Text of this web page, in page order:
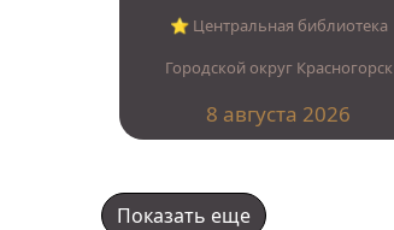
⭐︎ Центральная библиотека
Городской округ Красногорск
8 августа 2026
Показать еще